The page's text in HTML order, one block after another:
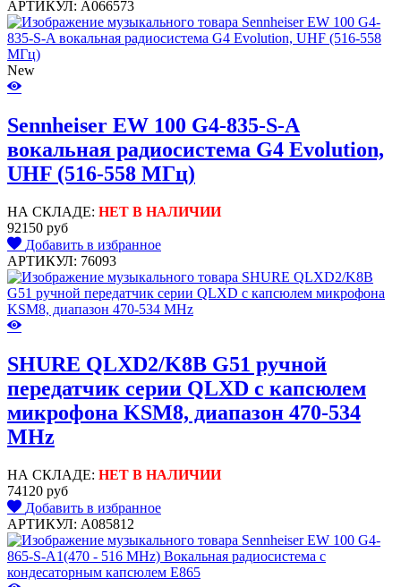
АРТИКУЛ: A066573
New
Sennheiser EW 100 G4-835-S-A
вокальная радиосистема G4 Evolution,
UHF (516-558 МГц)
НА СКЛАДЕ: НЕТ В НАЛИЧИИ
92150 руб
Добавить в избранное
АРТИКУЛ: 76093
SHURE QLXD2/K8B G51 ручной
передатчик серии QLXD с капсюлем
микрофона KSM8, диапазон 470-534
MHz
НА СКЛАДЕ: НЕТ В НАЛИЧИИ
74120 руб
Добавить в избранное
АРТИКУЛ: A085812